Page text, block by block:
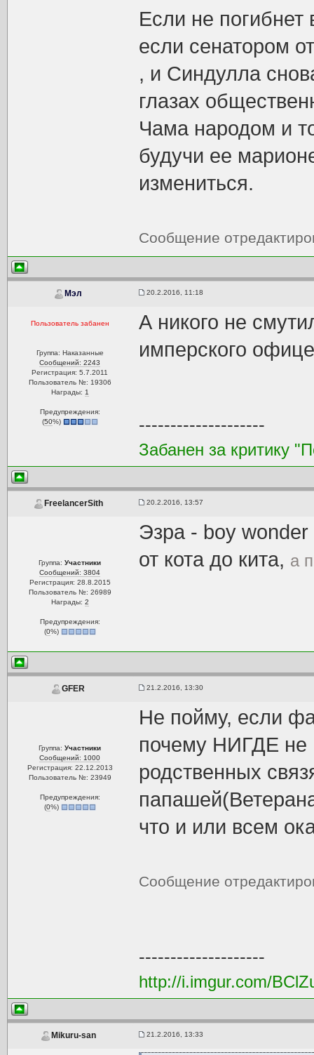
Если не погибнет
если сенатором
, и Синдулла
глазах
Чама народом и
будучи ее
измениться.
Сообщение
Мэл 20.2.2016, 11:18
Пользователь забанен
Группа: Наказанные
Сообщений: 2243
Регистрация: 5.7.2011
Пользователь №: 19306
Награды: 1
Предупреждения:
(50%)
А никого не
имперского
--------------------
Забанен за критику
FreelancerSith 20.2.2016, 13:57
Группа:Участники
Сообщений: 3804
Регистрация: 28.8.2015
Пользователь №: 26989
Награды: 2
Предупреждения:
(0%)
Эзра - boy
от кота до кита, а
GFER 21.2.2016, 13:30
Группа:Участники
Сообщений: 1000
Регистрация: 22.12.2013
Пользователь №: 23949
Предупреждения:
(0%)
Не пойму, если
почему НИГДЕ не
родственных
что и или всем
Сообщение
--------------------
http://i.imgur.com/
Mikuru-san 21.2.2016, 13:33